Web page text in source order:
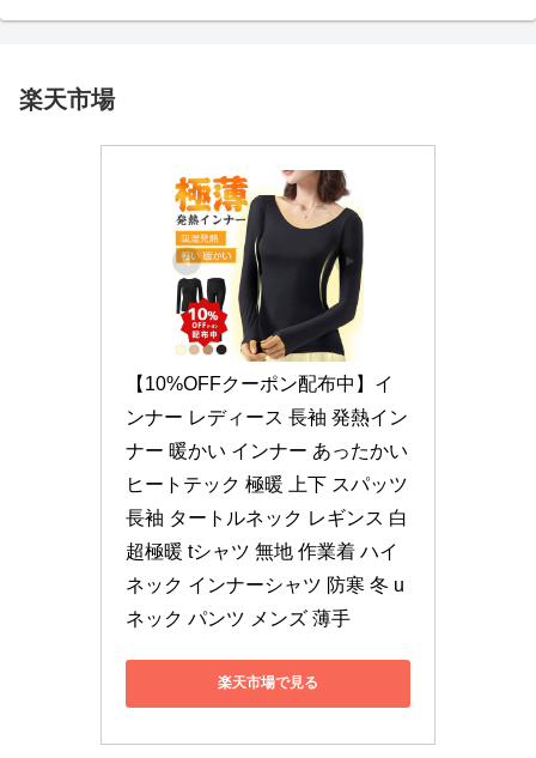
楽天市場
【10%OFFクーポン配布中】イ
ンナー レディース 長袖 発熱イン
ナー 暖かい インナー あったかい
ヒートテック 極暖 上下 スパッツ
長袖 タートルネック レギンス 白
超極暖 tシャツ 無地 作業着 ハイ
ネック インナーシャツ 防寒 冬 u
ネック パンツ メンズ 薄手
楽天市場で見る